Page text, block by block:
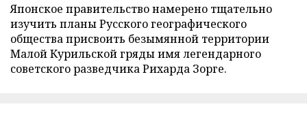
Японское правительство намерено тщательно
изучить планы Русского географического
общества присвоить безымянной территории
Малой Курильской гряды имя легендарного
советского разведчика Рихарда Зорге.